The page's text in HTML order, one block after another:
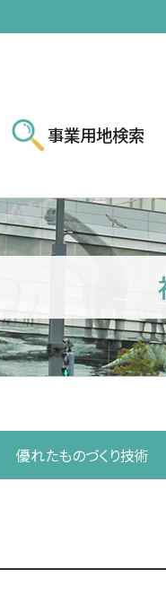
事業用地検索
優れたものづくり技術